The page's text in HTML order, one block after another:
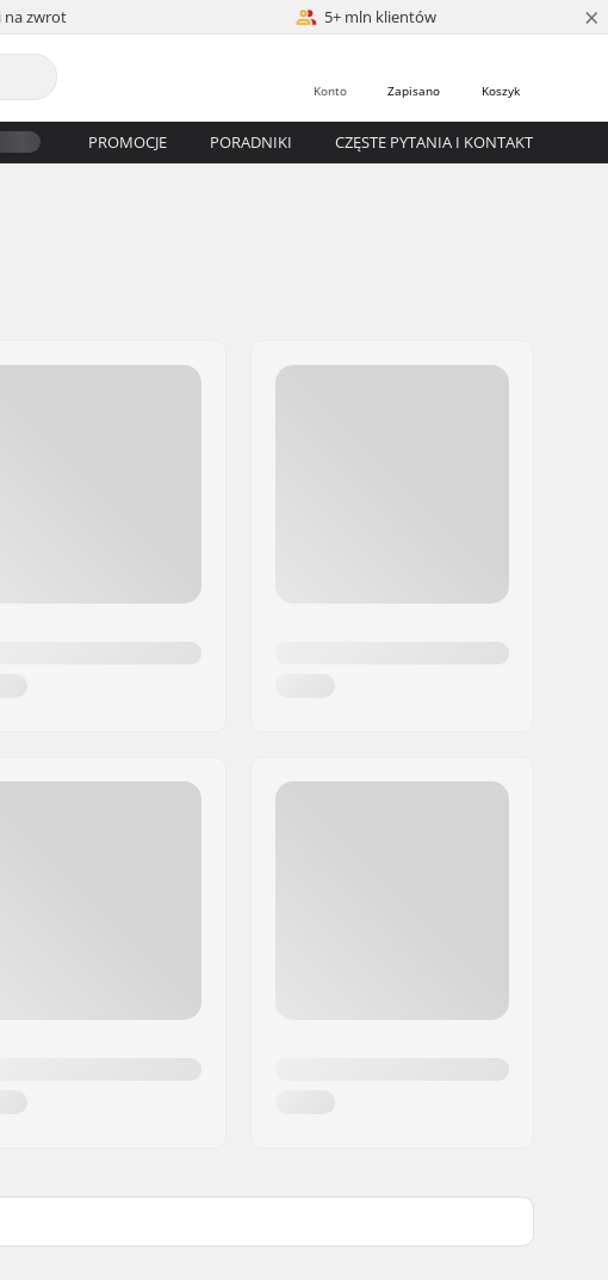
na zwrot 5+ mln klientów ×
Koszyk
Zapisano
Konto
PROMOCJE PORADNIKI CZĘSTE PYTANIA I KONTAKT